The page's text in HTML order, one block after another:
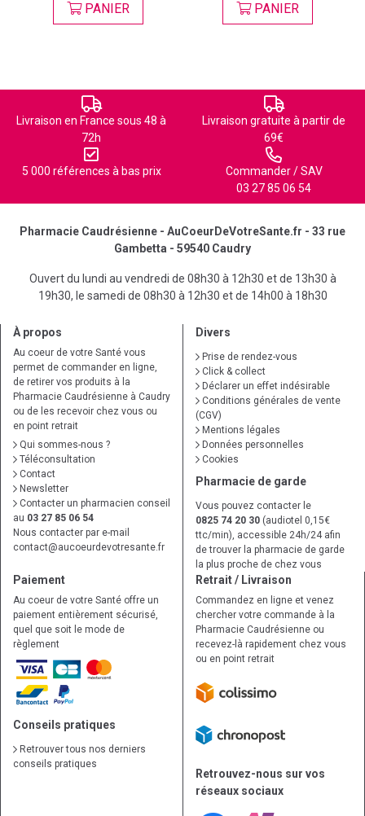
PANIER PANIER
Livraison en France sous 48 à
72h
Livraison gratuite à partir de
69€
5 000 références à bas prix
Commander / SAV
03 27 85 06 54
Pharmacie Caudrésienne - AuCoeurDeVotreSante.fr - 33 rue
Gambetta - 59540 Caudry
Ouvert du lundi au vendredi de 08h30 à 12h30 et de 13h30 à
19h30, le samedi de 08h30 à 12h30 et de 14h00 à 18h30
À propos
Au coeur de votre Santé vous
permet de commander en ligne,
de retirer vos produits à la
Pharmacie Caudrésienne à Caudry
ou de les recevoir chez vous ou
en point retrait
Qui sommes-nous ?
Téléconsultation
Contact
Newsletter
Contacter un pharmacien conseil
au 03 27 85 06 54
Nous contacter par e-mail
contact@aucoeurdevotresante.fr
Divers
Prise de rendez-vous
Click & collect
Déclarer un effet indésirable
Conditions générales de vente
(CGV)
Mentions légales
Données personnelles
Cookies
Pharmacie de garde
Vous pouvez contacter le
0825 74 20 30 (audiotel 0,15€
ttc/min), accessible 24h/24 afin
de trouver la pharmacie de garde
la plus proche de chez vous
Paiement
Au coeur de votre Santé offre un
paiement entièrement sécurisé,
quel que soit le mode de
règlement
Conseils pratiques
Retrouver tous nos derniers
conseils pratiques
Retrait / Livraison
Commandez en ligne et venez
chercher votre commande à la
Pharmacie Caudrésienne ou
recevez-là rapidement chez vous
ou en point retrait
Retrouvez-nous sur vos
réseaux sociaux